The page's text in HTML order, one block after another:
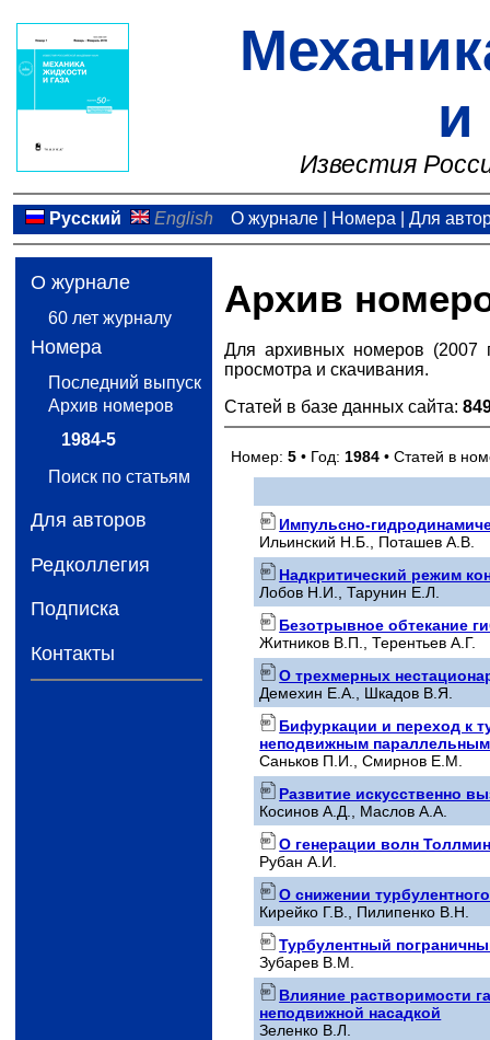
и
Известия
Русский English О журнале| Номера Для
О журнале
60 лет журналу
Номера
Последний выпуск
Архив номеров
1984-5
Поиск по статьям
Для авторов
Редколлегия
Подписка
Контакты
Архив
Для архивных номеров (2007
просмотра и скачивания.
Статей в базе данных сайта:
Номер:5 • Год: 1984 • Статей в
Импульсно-
Ильинский Н.Б., Поташев А.В.
Надкритический режим
Лобов Н.И., Тарунин Е.Л.
Безотрывное обтекание
Житников В.П., Терентьев А.Г.
О трехмерных
Демехин Е.А., Шкадов В.Я.
Бифуркации и переход к
неподвижным
Саньков П.И., Смирнов Е.М.
Развитие искусственно
Косинов А.Д., Маслов А.А.
О генерации волн
Рубан А.И.
О снижении
Кирейко Г.В., Пилипенко В.Н.
Турбулентный
Зубарев В.М.
Влияние растворимости
неподвижной насадкой
Зеленко В.Л.